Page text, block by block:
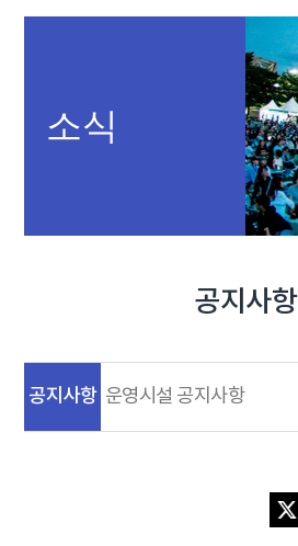
소식
공지사항
공지사항 운영시설 공지사항